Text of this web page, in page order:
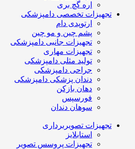
اره گچ بری
تجهیزات تخصصی دامپزشکی
ارتوپدی دام
پشم چین و مو چین
تجهیزات جانبی دامپزشکی
تجهیزات مهاری
تولید مثلی دامپزشکی
جراحی دامپزشکی
دندان پزشکی دامپزشکی
دهان بازکن
فورسپس
سوهان دندان
تجهیزات تصویربرداری
استابلایز
تجهیزات پروسس تصویر